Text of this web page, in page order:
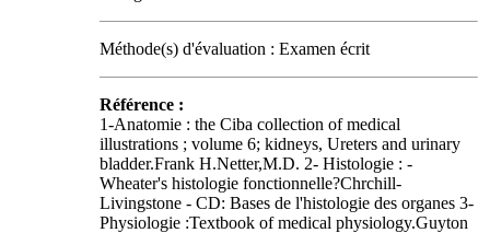
Méthode(s) d'évaluation : Examen écrit
Référence :
1-Anatomie : the Ciba collection of medical
illustrations ; volume 6; kidneys, Ureters and urinary
bladder.Frank H.Netter,M.D. 2- Histologie : -
Wheater's histologie fonctionnelle?Chrchill-
Livingstone - CD: Bases de l'histologie des organes 3-
Physiologie :Textbook of medical physiology.Guyton